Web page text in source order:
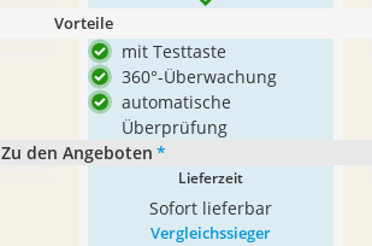
Vorteile
mit Testtaste
360°-Überwachung
automatische
Überprüfung
Zu den Angeboten *
Lieferzeit
Sofort lieferbar
Vergleichssieger